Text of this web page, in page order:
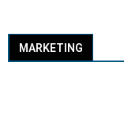
MARKETING